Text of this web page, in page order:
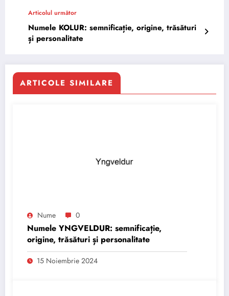
Articolul următor
Numele KOLUR: semnificație, origine, trăsături
și personalitate
ARTICOLE SIMILARE
Nume 0
Numele YNGVELDUR: semnificație,
origine, trăsături și personalitate
15 Noiembrie 2024